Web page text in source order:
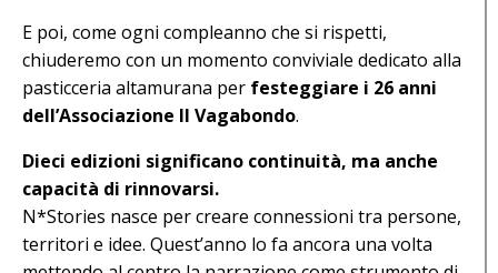
E poi, come ogni compleanno che si rispetti,
chiuderemo con un momento conviviale dedicato alla
pasticceria altamurana per festeggiare i 26 anni
dell’Associazione Il Vagabondo.
Dieci edizioni significano continuità, ma anche
capacità di rinnovarsi.
N*Stories nasce per creare connessioni tra persone,
territori e idee. Quest’anno lo fa ancora una volta